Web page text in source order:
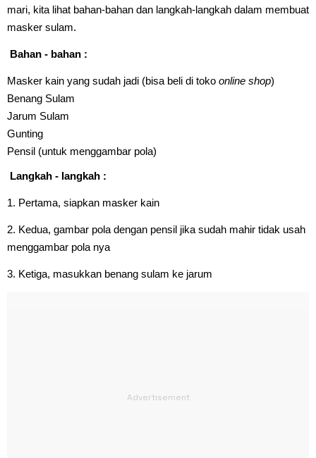
mari, kita lihat bahan-bahan dan langkah-langkah dalam membuat
masker sulam.
Bahan - bahan :
Masker kain yang sudah jadi (bisa beli di toko online shop)
Benang Sulam
Jarum Sulam
Gunting
Pensil (untuk menggambar pola)
Langkah - langkah :
1. Pertama, siapkan masker kain
2. Kedua, gambar pola dengan pensil jika sudah mahir tidak usah
menggambar pola nya
3. Ketiga, masukkan benang sulam ke jarum